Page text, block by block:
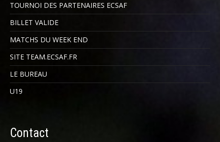
TOURNOI DES PARTENAIRES ECSAF
BILLET VALIDE
MATCHS DU WEEK END
SITE TEAM.ECSAF.FR
LE BUREAU
U19
Contact